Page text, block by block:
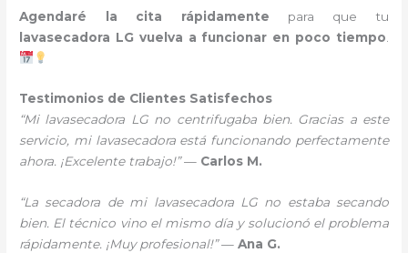
Agendaré la cita rápidamente para que tu
lavasecadora LG vuelva a funcionar en poco tiempo
Testimonios de Clientes Satisfechos
“Mi lavasecadora LG no centrifugaba bien. Gracias a este
servicio, mi lavasecadora está funcionando perfectamente
ahora. ¡Excelente trabajo!”— Carlos M.
“La secadora de mi lavasecadora LG no estaba secando
bien. El técnico vino el mismo día y solucionó el problema
rápidamente. ¡Muy profesional!”—Ana G.